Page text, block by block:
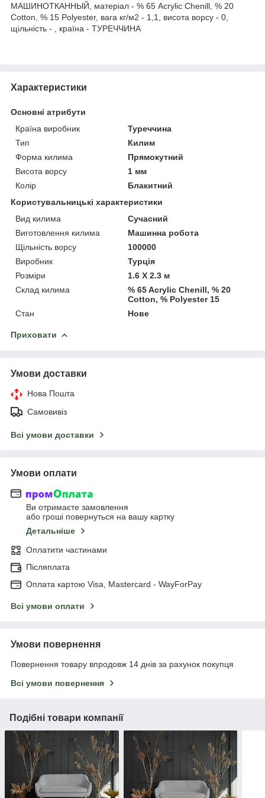
МАШИНОТКАННЫЙ, матеріал - % 65 Acrylic Chenill, % 20
Cotton, % 15 Polyester, вага кг/м2 - 1,1, висота ворсу - 0,
щільність - , країна - ТУРЕЧЧИНА
Характеристики
Основні атрибути
Країна виробник
Туреччина
Тип
Килим
Форма килима
Прямокутний
Висота ворсу
1 мм
Колір
Блакитний
Користувальницькі характеристики
Вид килима
Сучасний
Виготовлення килима
Машинна робота
Щільність ворсу
100000
Виробник
Турція
Розміри
1.6 Х 2.3 м
Склад килима
% 65 Acrylic Chenill, % 20
Cotton, % Polyester 15
Стан
Нове
Приховати
Умови доставки
Нова Пошта
Самовивіз
Всі умови доставки
Умови оплати
Ви отримаєте замовлення
або гроші повернуться на вашу картку
Детальніше
Оплатити частинами
Післяплата
Оплата картою Visa, Mastercard - WayForPay
Всі умови оплати
Умови повернення
Повернення товару впродовж 14 днів за рахунок покупця
Всі умови повернення
Подібні товари компанії